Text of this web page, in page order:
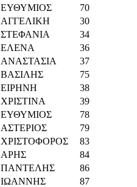
ΕΥΘΥΜΙΟΣ
70
ΑΓΓΕΛΙΚΗ
30
ΣΤΕΦΑΝΙΑ
34
ΕΛΕΝΑ
36
ΑΝΑΣΤΑΣΙΑ
37
ΒΑΣΙΛΗΣ
75
ΕΙΡΗΝΗ
38
ΧΡΙΣΤΙΝΑ
39
ΕΥΘΥΜΙΟΣ
78
ΑΣΤΕΡΙΟΣ
79
ΧΡΙΣΤΟΦΟΡΟΣ
83
ΑΡΗΣ
84
ΠΑΝΤΕΛΗΣ
86
ΙΩΑΝΝΗΣ
87